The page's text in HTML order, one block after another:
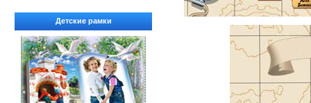
Детские рамки